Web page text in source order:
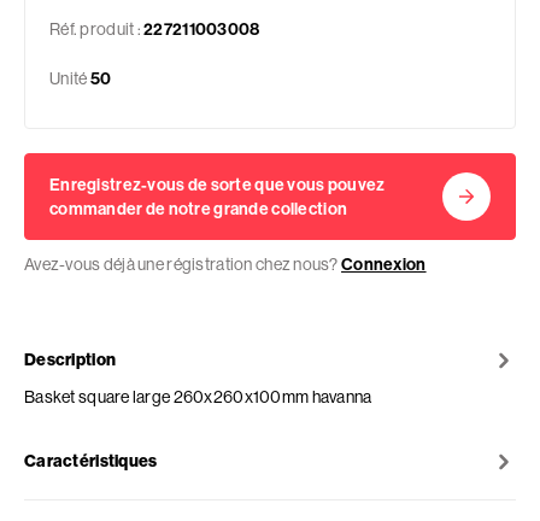
Réf. produit :227211003008
Unité50
Enregistrez-vous de sorte que vous pouvez
commander de notre grande collection
Avez-vous déjà une régistration chez nous?Connexion
Description
Basket square large 260x260x100mm havanna
Caractéristiques